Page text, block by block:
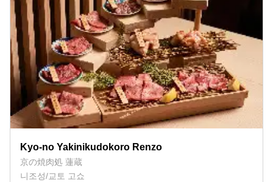
Kyo-no Yakinikudokoro Renzo
京の焼肉処 蓮蔵
니조성/교토 고쇼